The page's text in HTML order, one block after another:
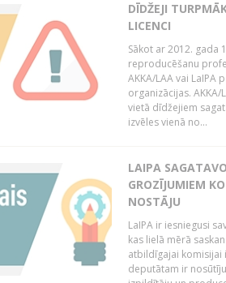
DĪDŽEJI
LICENCI
Sākot ar 2012. gada
reproducēšanu
AKKA/LAA vai LaIPA
organizācijas.
vietā dīdžejiem
izvēles vienā no...
LAIPA
GROZĪJUMIEM
NOSTĀJU
LaIPA ir iesniegusi
kas lielā mērā
atbildīgajai komisijai
deputātam ir